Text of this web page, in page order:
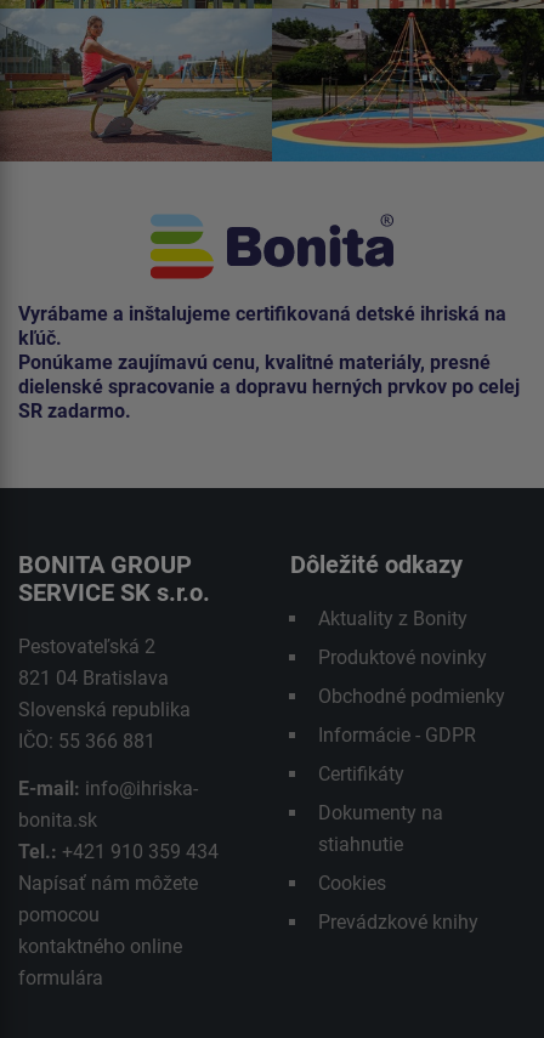
Vyrábame a inštalujeme certifikovaná detské ihriská na
kľúč.
Ponúkame zaujímavú cenu, kvalitné materiály, presné
dielenské spracovanie a dopravu herných prvkov po celej
SR zadarmo.
BONITA GROUP
SERVICE SK s.r.o.
Pestovateľská 2
821 04 Bratislava
Slovenská republika
IČO: 55 366 881
E-mail: info@ihriska-
bonita.sk
Tel.: +421 910 359 434
Napísať nám môžete
pomocou
kontaktného online
formulára
Dôležité odkazy
Aktuality z Bonity
Produktové novinky
Obchodné podmienky
Informácie - GDPR
Certifikáty
Dokumenty na
stiahnutie
Cookies
Prevádzkové knihy